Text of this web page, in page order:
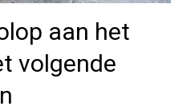
aan het
volgende